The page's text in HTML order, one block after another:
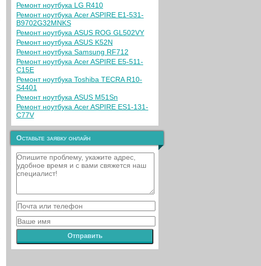
Ремонт ноутбука LG R410
Ремонт ноутбука Acer ASPIRE E1-531-
B9702G32MNKS
Ремонт ноутбука ASUS ROG GL502VY
Ремонт ноутбука ASUS K52N
Ремонт ноутбука Samsung RF712
Ремонт ноутбука Acer ASPIRE E5-511-
C15E
Ремонт ноутбука Toshiba TECRA R10-
S4401
Ремонт ноутбука ASUS M51Sn
Ремонт ноутбука Acer ASPIRE ES1-131-
C77V
Оставьте заявку онлайн
Отправить